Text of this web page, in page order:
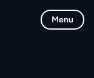
Menu